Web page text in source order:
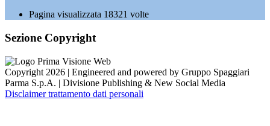
Pagina visualizzata 18321 volte
Sezione Copyright
Copyright 2026 | Engineered and powered by Gruppo Spaggiari
Parma S.p.A. | Divisione Publishing & New Social Media
Disclaimer trattamento dati personali